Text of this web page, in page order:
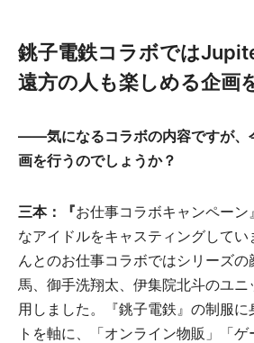
銚子電鉄コラボでは
遠方の人も楽しめる企画
――気になるコラボの内容ですが、
画を行うのでしょうか？
三本：『お仕事コラボキャンペーン
なアイドルをキャスティングしてい
んとのお仕事コラボではシリーズ
馬、御手洗翔太、伊集院北斗のユ
用しました。『銚子電鉄』の制服
トを軸に、「オンライン物販」「